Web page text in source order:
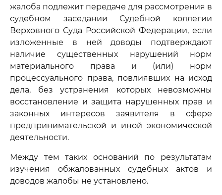
жалоба подлежит передаче для рассмотрения в
судебном заседании Судебной коллегии
Верховного Суда Российской Федерации, если
изложенные в ней доводы подтверждают
наличие существенных нарушений норм
материального права и (или) норм
процессуального права, повлиявших на исход
дела, без устранения которых невозможны
восстановление и защита нарушенных прав и
законных интересов заявителя в сфере
предпринимательской и иной экономической
деятельности.
Между тем таких оснований по результатам
изучения обжалованных судебных актов и
доводов жалобы не установлено.